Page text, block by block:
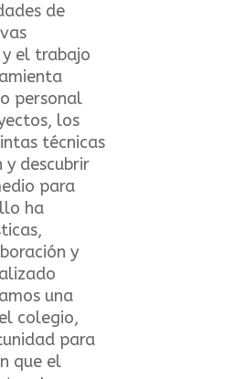
de
el trabajo
personal
los
técnicas
y descubrir
para
ha
y
una
colegio,
para
que el